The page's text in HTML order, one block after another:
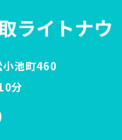
池町460
分